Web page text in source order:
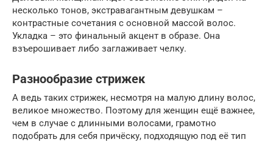
несколько тонов, экстравагантным девушкам –
контрастные сочетания с основной массой волос.
Укладка – это финальный акцент в образе. Она
взъерошивает либо заглаживает челку.
Разнообразие стрижек
А ведь таких стрижек, несмотря на малую длину волос,
великое множество. Поэтому для женщин ещё важнее,
чем в случае с длинными волосами, грамотно
подобрать для себя причёску, подходящую под её тип